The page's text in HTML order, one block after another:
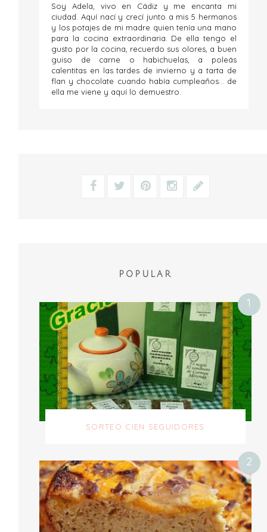
Soy Adela, vivo en Cádiz y me encanta mi
ciudad. Aquí nací y crecí junto a mis 5 hermanos
y los potajes de mi madre quien tenía una mano
para la cocina extraordinaria. De ella tengo el
gusto por la cocina, recuerdo sus olores, a buen
guiso de carne o habichuelas, a poleás
calentitas en las tardes de invierno y a tarta de
flan y chocolate cuando había cumpleaños... de
ella me viene y aquí lo demuestro.
POPULAR
SORTEO CIEN SEGUIDORES